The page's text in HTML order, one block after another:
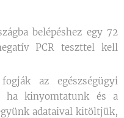
belépéshez egy 72
PCR teszttel kell
az egészségügyi
ha kinyomtatunk és a
adataival kitöltjük,